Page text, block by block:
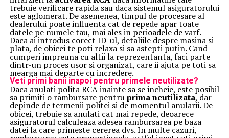
trebuie verificare rapida sau daca sistemul asiguratorului
este aglomerat. De asemenea, timpul de procesare al
dealerului poate influenta cat de repede apar toate
datele pe numele tau, mai ales in perioadele de varf.
Daca ai introdus corect ID-ul, detaliile despre masina si
plata, de obicei te poti relaxa si sa astepti putin. Cand
cumperi impreuna cu altii la reprezentanta, faci parte
dintr-un proces usor si organizat, care ii ajuta pe toti sa
mearga mai departe cu incredere.
Veti primi banii inapoi pentru primele neutilizate?
Daca anulati polita RCA inainte sa se incheie, este posibil
sa primiti o rambursare pentruprima neutilizata, dar
depinde de termenii politei si de momentul anularii. De
obicei, trebuie sa anulati cat mai repede, deoarece
asiguratorul calculeaza adesea rambursarea pe baza
datei la care primeste cererea dvs. In multe cazuri,